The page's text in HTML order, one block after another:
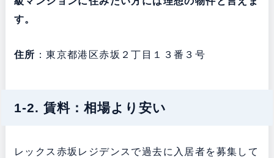
す。
住所 ：東京都港区赤坂２丁目１３番３号
1-2. 賃料：相場より安い
レックス赤坂レジデンスで過去に入居者を募集して